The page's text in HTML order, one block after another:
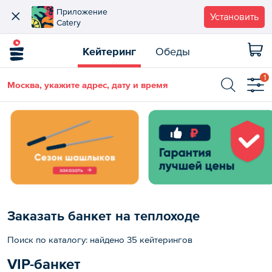
Приложение
Catery
Установить
Кейтеринг Обеды
Москва, укажите адрес, дату и время
1
Заказать банкет на теплоходе
Поиск по каталогу: найдено 35 кейтерингов
VIP-банкет